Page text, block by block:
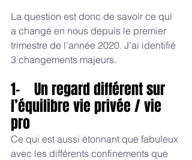
La question est donc de savoir ce qui
a changé en nous depuis le premier
trimestre de l’année 2020. J’ai identifié
3 changements majeurs.
1-    Un regard différent sur
l’équilibre vie privée / vie
pro
Ce qui est aussi étonnant que fabuleux
avec les différents confinements que